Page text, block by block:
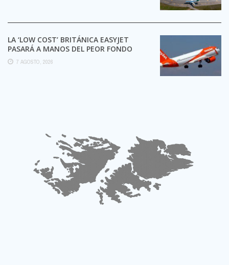
LA ‘LOW COST’ BRITÁNICA EASYJET
PASARÁ A MANOS DEL PEOR FONDO
POSIBLE:
7 AGOSTO, 2026